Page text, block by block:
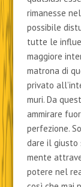
rimanesse
possibile
tutte le
maggiore
matrona di
privato
muri. Da
ammirare
perfezione.
dare il
mente
potere nel